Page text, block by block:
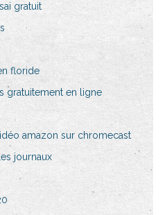
gratuit
floride
gratuitement en ligne
amazon sur chromecast
journaux